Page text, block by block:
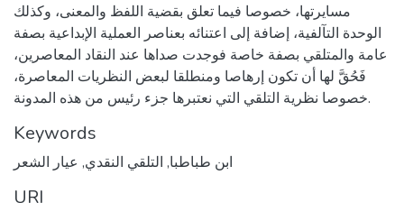
مسايرتها، خصوصا فيما تعلق بقضية اللفظ والمعنى، وكذلك
الوحدة التآلفية، إضافة إلى اعتنائه بعناصر العملية الإبداعية بصفة
عامة والمتلقي بصفة خاصة فوجدت صداها عند النقاد المعاصرين،
فَحُقَّ لها أن تكون إرهاصا ومنطلقا لبعض النظريات المعاصرة،
خصوصا نظرية التلقي التي نعتبرها جزء رئيس من هذه المدونة.
Keywords
ابن طباطبا, التلقي النقدي, عيار الشعر
URI